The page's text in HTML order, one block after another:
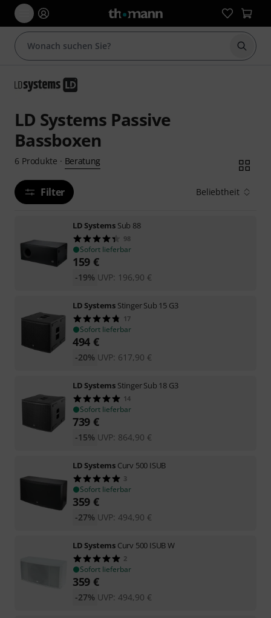
Suche
LD Systems Passive
Bassboxen
6 Produkte · Beratung
Filter Beliebtheit
LD Systems Sub 88
98
Sofort lieferbar
159 €
UVP: 196,90 €
-19%
LD Systems Stinger Sub 15 G3
17
Sofort lieferbar
494 €
UVP: 617,90 €
-20%
LD Systems Stinger Sub 18 G3
14
Sofort lieferbar
739 €
UVP: 864,90 €
-15%
LD Systems Curv 500 ISUB
3
Sofort lieferbar
359 €
UVP: 494,90 €
-27%
LD Systems Curv 500 ISUB W
2
Sofort lieferbar
359 €
UVP: 494,90 €
-27%